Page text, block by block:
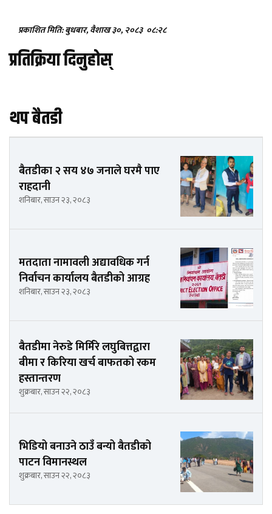
प्रकाशित मिति: बुधबार, वैशाख ३०, २०८३ ०८:२८
प्रतिक्रिया दिनुहोस्
थप बैतडी
बैतडीका २ सय ४७ जनाले घरमै पाए
राहदानी
शनिबार, साउन २३, २०८३
मतदाता नामावली अद्यावधिक गर्न
निर्वाचन कार्यालय बैतडीको आग्रह
शनिबार, साउन २३, २०८३
बैतडीमा नेरुडे मिर्मिरे लघुबित्तद्वारा
बीमा र किरिया खर्च बाफतको रकम
हस्तान्तरण
शुक्रबार, साउन २२, २०८३
भिडियो बनाउने ठाउँ बन्यो बैतडीको
पाटन विमानस्थल
शुक्रबार, साउन २२, २०८३